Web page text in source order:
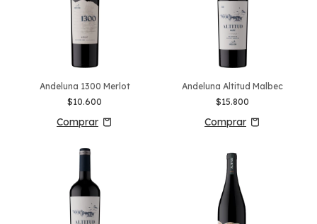
Andeluna 1300 Merlot
$10.600
Andeluna Altitud Malbec
$15.800